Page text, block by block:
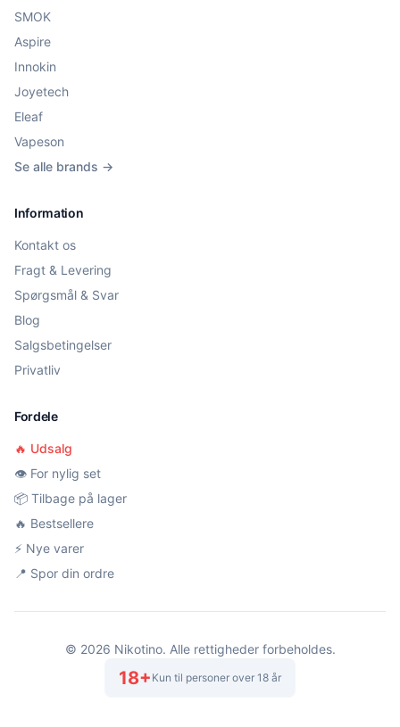
SMOK
Aspire
Innokin
Joyetech
Eleaf
Vapeson
Se alle brands →
Information
Kontakt os
Fragt & Levering
Spørgsmål & Svar
Blog
Salgsbetingelser
Privatliv
Fordele
🔥 Udsalg
👁️ For nylig set
📦 Tilbage på lager
🔥 Bestsellere
⚡ Nye varer
📍 Spor din ordre
© 2026 Nikotino. Alle rettigheder forbeholdes.
18+ Kun til personer over 18 år